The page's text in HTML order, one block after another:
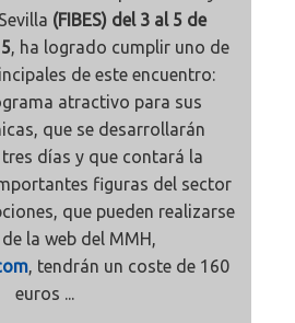
(FIBES) del 3 al 5 de
, ha logrado cumplir uno de
de este encuentro:
atractivo para sus
que se desarrollarán
días y que contará la
figuras del sector
que pueden realizarse
la web del MMH,
, tendrán un coste de 160
euros ...